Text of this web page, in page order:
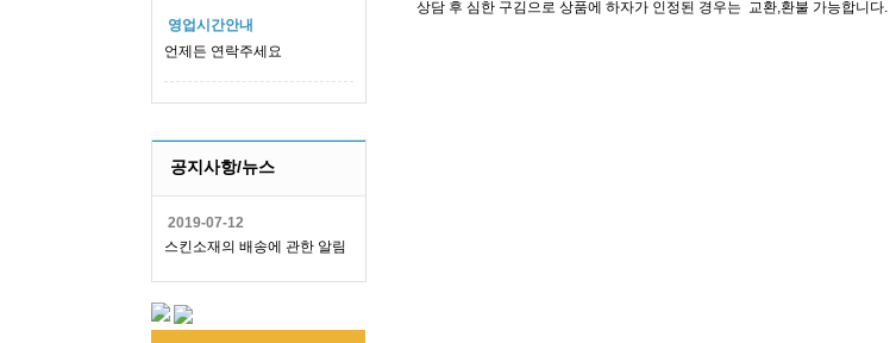
영업시간안내
언제든 연락주세요
공지사항/뉴스
2019-07-12
스킨소재의 배송에 관한 알림
상담 후 심한 구김으로 상품에 하자가 인정된 경우는 교환,환불 가능합니다.